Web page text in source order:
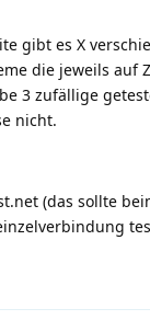
gibt es X
die jeweils auf
3 zufällige
nicht.
(das sollte